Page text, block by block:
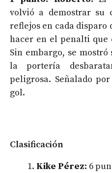
volvió a demostrar su
reflejos en cada disparo
hacer en el penalti que
Sin embargo, se
la portería
peligrosa. Señalado
gol.
Clasificación
Kike Pérez: 6